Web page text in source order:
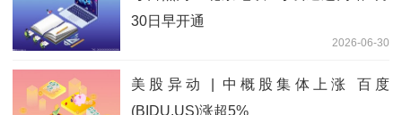
30日早开通
2026-06-30
美股异动 | 中概股集体上涨 百度
(BIDU.US)涨超5%